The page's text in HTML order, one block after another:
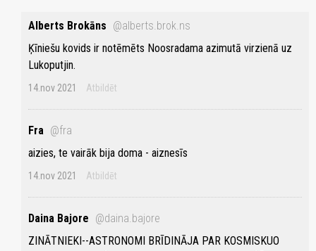
Alberts Brokāns @alberts.brok.ns
Ķīniešu kovids ir notēmēts Noosradama azimutā virzienā uz
Lukoputjin.
14.nov 2021 Atbildēt
Fra @fra
aizies, te vairāk bija doma - aiznesīs
14.nov 2021 Atbildēt
Daina Bajore @daina.bajore
ZINĀTNIEKI--ASTRONOMI BRĪDINĀJA PAR KOSMISKUO